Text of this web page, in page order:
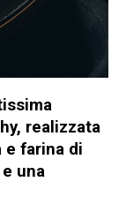
realizzata
e farina di
una